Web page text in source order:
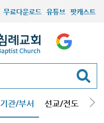
무료다운로드 유튜브 팟캐스트
기관/부서 선교/전도 질